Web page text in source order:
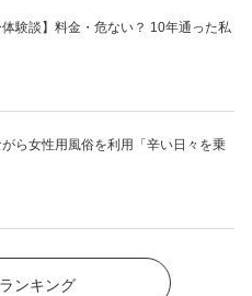
体験談】料金・危ない？ 10年通った私
ら女性用風俗を利用「辛い日々を乗
ンキング